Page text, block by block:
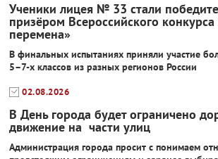
Ученики лицея № 33 стали
призёром Всероссийского
перемена»
В финальных испытаниях приняли участие
5–7-х классов из разных регионов России
02.08.2026
В День города будет ограничено
движение на части улиц
Администрация города просит с понимаем